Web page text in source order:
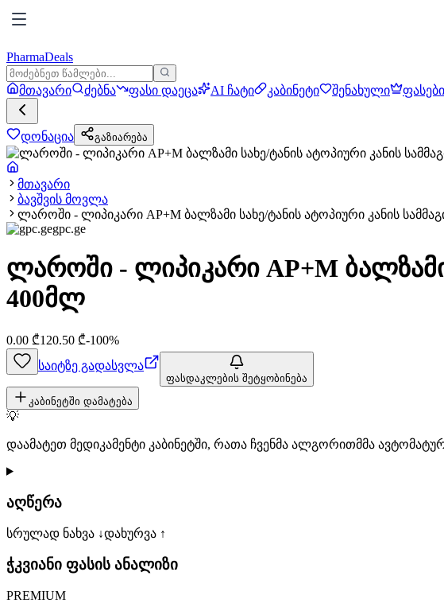
PharmaDeals
მთავარი ძებნა ფასი დაეცა AI ჩატი კაბინეტი შენახული ფასები
დონაცია გაზიარება
მთავარი
ბავშვის მოვლა
ლაროში - ლიპიკარი AP+M ბალზამი სახე/ტანის ატოპიური კანის
gpc.ge
ლაროში - ლიპიკარი AP+M ბალზამი
400მლ
0.00 ₾120.50 ₾-100%
საიტზე გადასვლა
ფასდაკლების შეტყობინება
კაბინეტში დამატება
💡
დაამატეთ მედიკამენტი კაბინეტში, რათა ჩვენმა ალგორითმმა
აღწერა
სრულად ნახვა ↓დახურვა ↑
ჭკვიანი ფასის ანალიზი
PREMIUM